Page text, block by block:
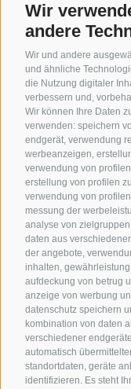
Wir
andere
Wir und andere
und ähnliche
die Nutzung digitaler
verbessern und,
Wir können Ihre Daten
verwenden: speichern
endgerät, verwendung
werbeanzeigen,
verwendung von
erstellung von profilen
verwendung von
messung der
analyse von
daten aus
der angebote,
inhalten,
aufdeckung von betrug
anzeige von werbung
datenschutz speichern
kombination von daten
verschiedener
automatisch
standortdaten, geräte
identifizieren. Es steht
Nützliche Links
Alle Unterkünfte
Hotels in Jenesien
Camping in
Ferienwohnungen
B&B -
Urlaub auf dem
Südtirol Apps für
Jobs
Melde dich jetzt
unserer